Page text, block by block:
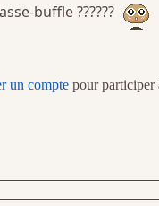
buffle ??????
un comptepour participer